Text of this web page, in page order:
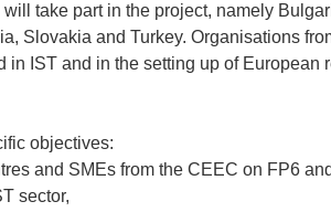
take part in the project, namely
Slovakia and Turkey. Organisations
IST and in the setting up of European
objectives:
and SMEs from the CEEC on FP6
sector,